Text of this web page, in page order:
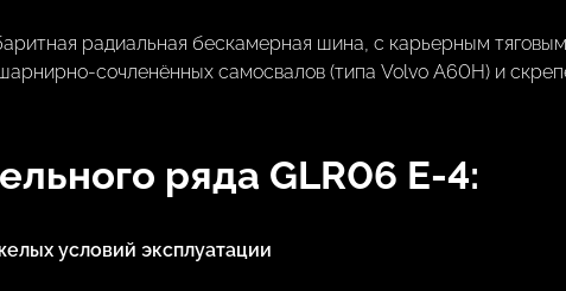
радиальная бескамерная шина, с карьерным тяговым
сочленённых самосвалов (типа Volvo A60H) и
ряда GLR06 E-4:
условий эксплуатации